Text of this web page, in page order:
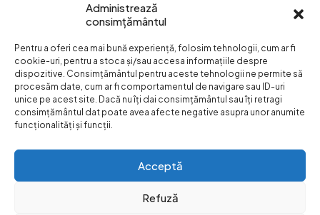
Administrează
consimțământul
Pentru a oferi cea mai bună experiență, folosim tehnologii, cum ar fi
cookie-uri, pentru a stoca și/sau accesa informațiile despre
dispozitive. Consimțământul pentru aceste tehnologii ne permite să
procesăm date, cum ar fi comportamentul de navigare sau ID-uri
unice pe acest site. Dacă nu îți dai consimțământul sau îți retragi
consimțământul dat poate avea afecte negative asupra unor anumite
funcționalități și funcții.
Acceptă
Refuză
Termeni si conditii
Confidentialitatea
datelor
Livrare si plata
Formular retur